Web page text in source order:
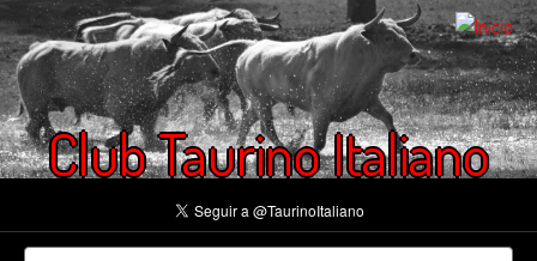
Club Taurino Italiano